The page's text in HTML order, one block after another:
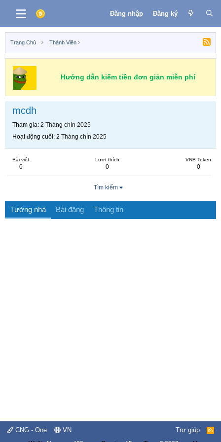
Đăng nhập Đăng ký
Trang Chủ Thành Viên
Hướng dẫn kiếm tiền đơn giản miễn phí
mcdh
Tham gia 2 Tháng chín 2025
Hoạt động cuối 2 Tháng chín 2025
Bài viết
0
Lượt thích
0
VNB Token
0
Tìm kiếm
Tường nhà Bài đăng Thông tin
CNG - One VN Trợ giúp
R